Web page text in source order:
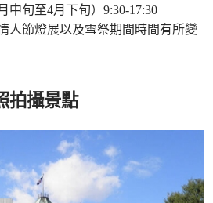
4月下旬）9:30-17:30
展以及雪祭期間時間有所變
拍攝景點